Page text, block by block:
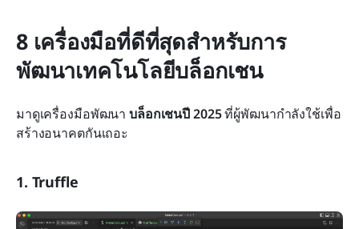
8 เครื่องมือที่ดีที่สุดสำหรับการ
พัฒนาเทคโนโลยีบล็อกเชน
มาดูเครื่องมือพัฒนา บล็อกเชนปี 2025 ที่ผู้พัฒนากำลังใช้เพื่อ
สร้างอนาคตกันเถอะ
1. Truffle